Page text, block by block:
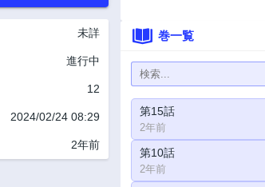
未詳
進行中
12
2024/02/24 08:29
2年前
巻一覧
第15話
2年前
第10話
2年前